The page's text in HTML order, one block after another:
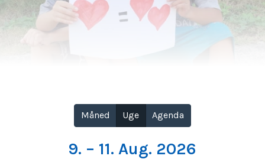
9. – 11. Aug. 2026
Måned Uge Agenda